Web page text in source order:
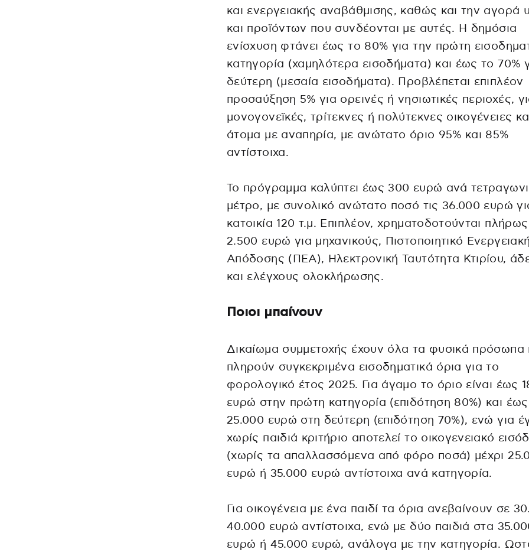
και ενεργειακής αναβάθμισης, καθώς και την αγορά
και προϊόντων που συνδέονται με αυτές. Η δημόσια
ενίσχυση φτάνει έως το 80% για την πρώτη
κατηγορία (χαμηλότερα εισοδήματα) και έως το 70%
δεύτερη (μεσαία εισοδήματα). Προβλέπεται επιπλέον
προσαύξηση 5% για ορεινές ή νησιωτικές περιοχές,
μονογονεϊκές, τρίτεκνες ή πολύτεκνες οικογένειες
άτομα με αναπηρία, με ανώτατο όριο 95% και 85%
αντίστοιχα.
Το πρόγραμμα καλύπτει έως 300 ευρώ ανά
μέτρο, με συνολικό ανώτατο ποσό τις 36.000 ευρώ
κατοικία 120 τ.μ. Επιπλέον, χρηματοδοτούνται
2.500 ευρώ για μηχανικούς, Πιστοποιητικό
Απόδοσης (ΠΕΑ), Ηλεκτρονική Ταυτότητα Κτιρίου,
και ελέγχους ολοκλήρωσης.
Ποιοι μπαίνουν
Δικαίωμα συμμετοχής έχουν όλα τα φυσικά πρόσωπα
πληρούν συγκεκριμένα εισοδηματικά όρια για το
φορολογικό έτος 2025. Για άγαμο το όριο είναι έως
ευρώ στην πρώτη κατηγορία (επιδότηση 80%) και έως
25.000 ευρώ στη δεύτερη (επιδότηση 70%), ενώ για
χωρίς παιδιά κριτήριο αποτελεί το οικογενειακό
(χωρίς τα απαλλασσόμενα από φόρο ποσά) μέχρι
ευρώ ή 35.000 ευρώ αντίστοιχα ανά κατηγορία.
Για οικογένεια με ένα παιδί τα όρια ανεβαίνουν σε
40.000 ευρώ αντίστοιχα, ενώ με δύο παιδιά στα
ευρώ ή 45.000 ευρώ, ανάλογα με την κατηγορία.